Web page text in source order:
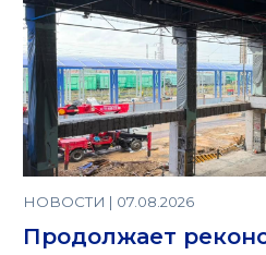
НОВОСТИ | 07.08.2026
Продолжает